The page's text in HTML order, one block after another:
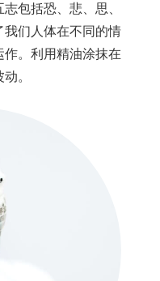
包括恐、悲、思、
我们人体在不同的情
。利用精油涂抹在
。